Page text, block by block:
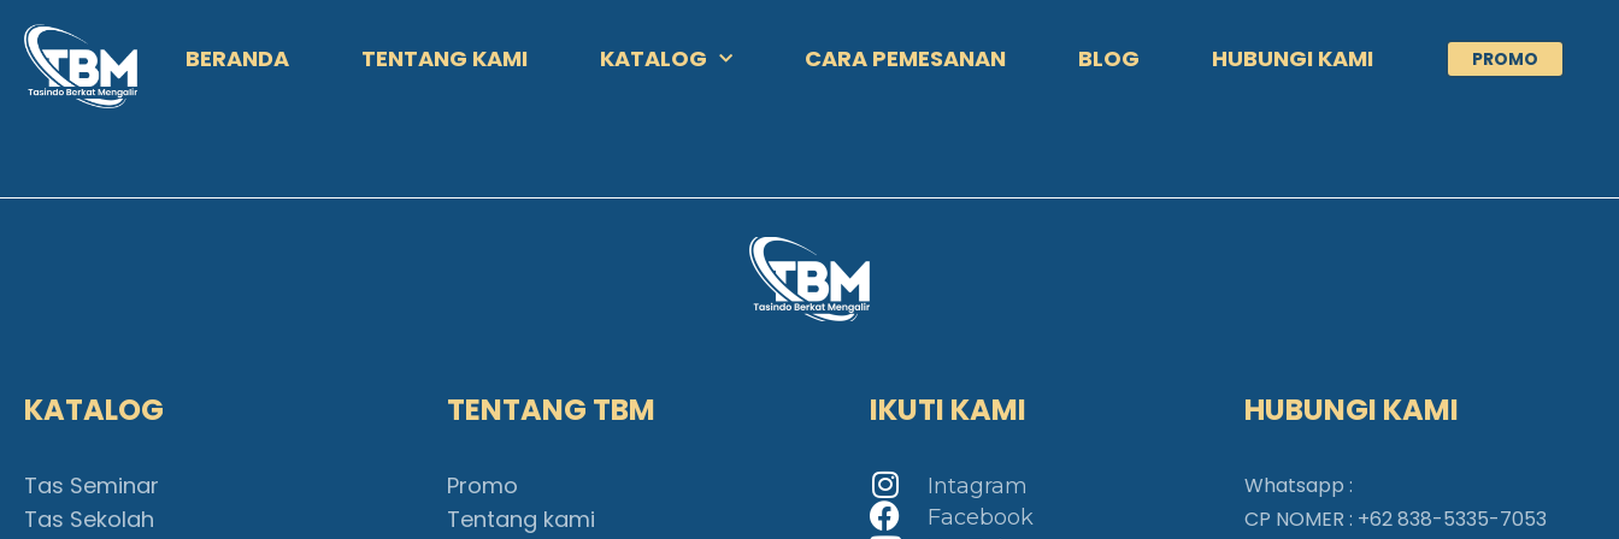
BERANDA TENTANG KAMI KATALOG CARA PEMESANAN BLOG HUBUNGI KAMI PROMO
KATALOG
Tas Seminar
Tas Sekolah
TENTANG TBM
Promo
Tentang kami
IKUTI KAMI
Intagram
Facebook
HUBUNGI KAMI
Whatsapp :
CP NOMER : +62 838-5335-7053